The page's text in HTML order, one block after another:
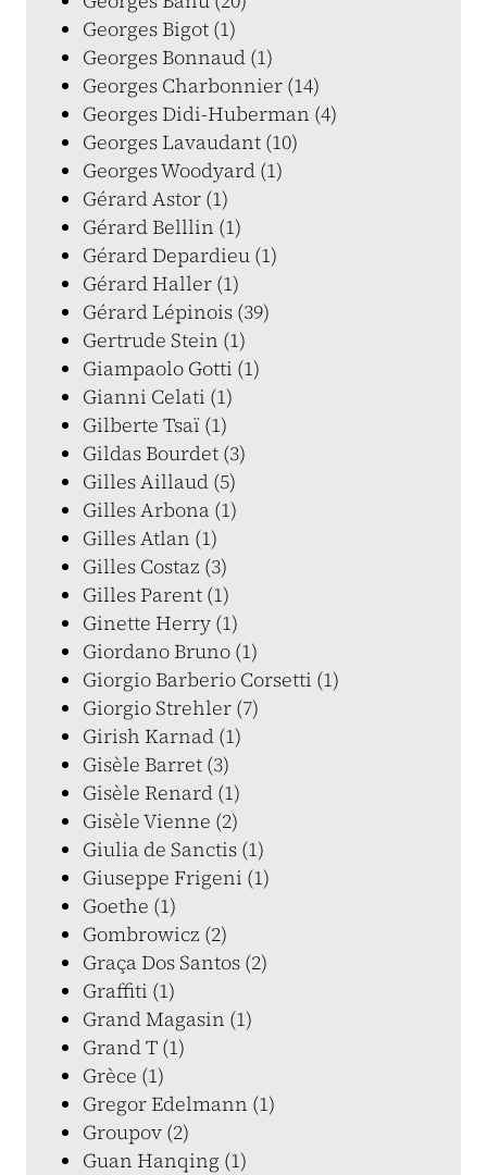
Georges Bigot (1)
Georges Bonnaud (1)
Georges Charbonnier (14)
Georges Didi-Huberman (4)
Georges Lavaudant (10)
Georges Woodyard (1)
Gérard Astor (1)
Gérard Belllin (1)
Gérard Depardieu (1)
Gérard Haller (1)
Gérard Lépinois (39)
Gertrude Stein (1)
Giampaolo Gotti (1)
Gianni Celati (1)
Gilberte Tsaï (1)
Gildas Bourdet (3)
Gilles Aillaud (5)
Gilles Arbona (1)
Gilles Atlan (1)
Gilles Costaz (3)
Gilles Parent (1)
Ginette Herry (1)
Giordano Bruno (1)
Giorgio Barberio Corsetti (1)
Giorgio Strehler (7)
Girish Karnad (1)
Gisèle Barret (3)
Gisèle Renard (1)
Gisèle Vienne (2)
Giulia de Sanctis (1)
Giuseppe Frigeni (1)
Goethe (1)
Gombrowicz (2)
Graça Dos Santos (2)
Graffiti (1)
Grand Magasin (1)
Grand T (1)
Grèce (1)
Gregor Edelmann (1)
Groupov (2)
Guan Hanqing (1)